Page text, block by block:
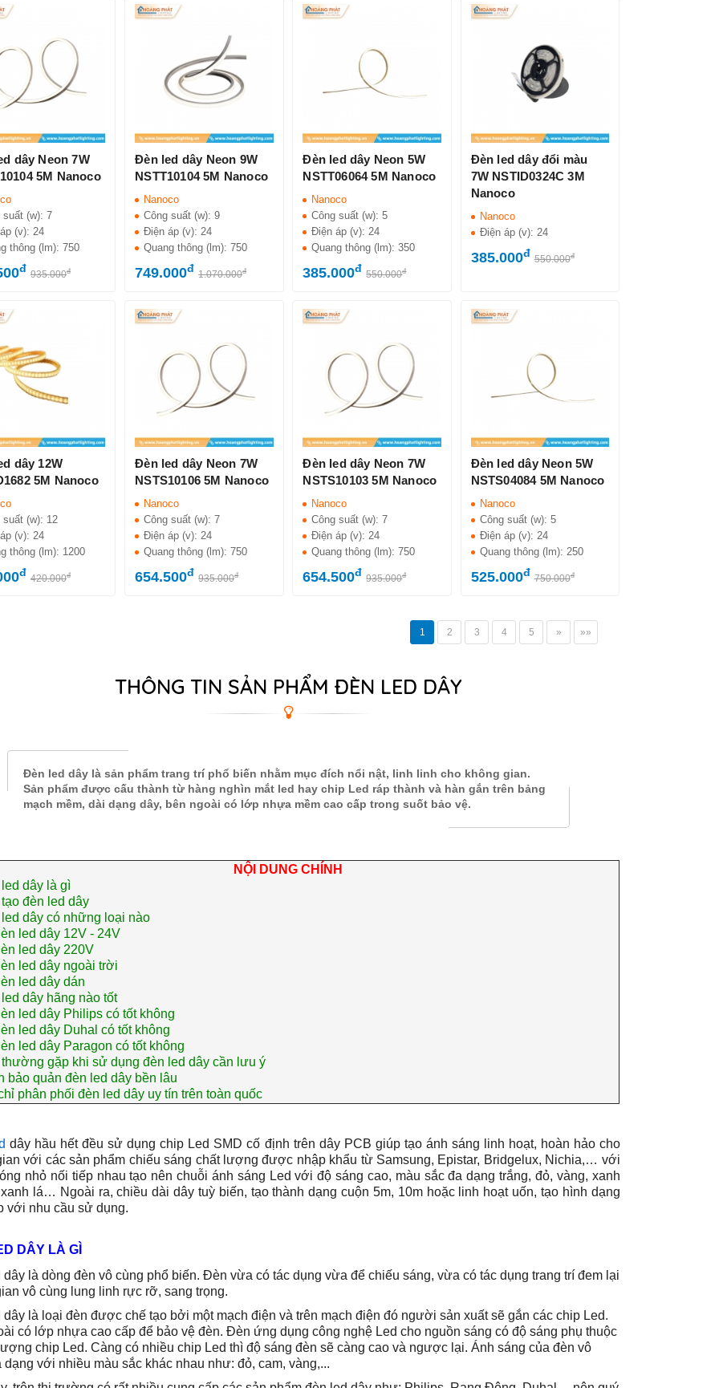
dây Neon 7W
5M Nanoco
suất (w):7
(v): 24
thông (lm):750
đ 935.000đ
Đèn led dây Neon 9W
NSTT10104 5M Nanoco
Nanoco
Công suất (w):9
Điện áp (v): 24
Quang thông (lm):750
749.000đ 1.070.000đ
Đèn led dây Neon 5W
NSTT06064 5M Nanoco
Nanoco
Công suất (w):5
Điện áp (v): 24
Quang thông (lm):350
385.000đ 550.000đ
Đèn led dây đổi màu
7W NSTID0324C 3M
Nanoco
Nanoco
Điện áp (v): 24
385.000đ 550.000đ
dây 12W
5M Nanoco
suất (w): 12
(v): 24
thông (lm): 1200
đ 420.000đ
Đèn led dây Neon 7W
NSTS10106 5M Nanoco
Nanoco
Công suất (w):7
Điện áp (v): 24
Quang thông (lm):750
654.500đ 935.000đ
Đèn led dây Neon 7W
NSTS10103 5M Nanoco
Nanoco
Công suất (w):7
Điện áp (v): 24
Quang thông (lm):750
654.500đ 935.000đ
Đèn led dây Neon 5W
NSTS04084 5M Nanoco
Nanoco
Công suất (w): 5
Điện áp (v): 24
Quang thông (lm): 250
525.000đ 750.000đ
1 2 3 4 5 » »»
THÔNG TIN SẢN PHẨM ĐÈN LED DÂY
Đèn led dây là sản phẩm trang trí phổ biến nhằm mục đích nổi nật, linh linh cho không gian.
Sản phẩm được cấu thành từ hàng nghìn mắt led hay chip Led ráp thành và hàn gắn trên bảng
mạch mềm, dài dạng dây, bên ngoài có lớp nhựa mềm cao cấp trong suốt bảo vệ.
NỘI DUNG CHÍNH
dây là gì
đèn led dây
dây có những loại nào
led dây 12V - 24V
led dây 220V
led dây ngoài trời
led dây dán
dây hãng nào tốt
led dây Philips có tốt không
led dây Duhal có tốt không
led dây Paragon có tốt không
gặp khi sử dụng đèn led dây cần lưu ý
bảo quản đèn led dây bền lâu
phân phối đèn led dây uy tín trên toàn quốc
dây hầu hết đều sử dụng chip Led SMD cố định trên dây PCB giúp tạo ánh sáng linh hoạt, hoàn hảo cho
với các sản phẩm chiếu sáng chất lượng được nhập khẩu từ Samsung, Epistar, Bridgelux, Nichia,… với
nhỏ nối tiếp nhau tạo nên chuỗi ánh sáng Led với độ sáng cao, màu sắc đa dạng trắng, đỏ, vàng, xanh
lá… Ngoài ra, chiều dài dây tuỳ biến, tạo thành dạng cuộn 5m, 10m hoặc linh hoạt uốn, tạo hình dạng
với nhu cầu sử dụng.
DÂY LÀ GÌ
là dòng đèn vô cùng phổ biến. Đèn vừa có tác dụng vừa để chiếu sáng, vừa có tác dụng trang trí đem lại
vô cùng lung linh rực rỡ, sang trọng.
là loại đèn được chế tạo bởi một mạch điện và trên mạch điện đó người sản xuất sẽ gắn các chip Led.
có lớp nhựa cao cấp để bảo vệ đèn. Đèn ứng dụng công nghệ Led cho nguồn sáng có độ sáng phụ thuộc
chip Led. Càng có nhiều chip Led thì độ sáng đèn sẽ càng cao và ngược lại. Ánh sáng của đèn vô
dạng với nhiều màu sắc khác nhau như: đỏ, cam, vàng,...